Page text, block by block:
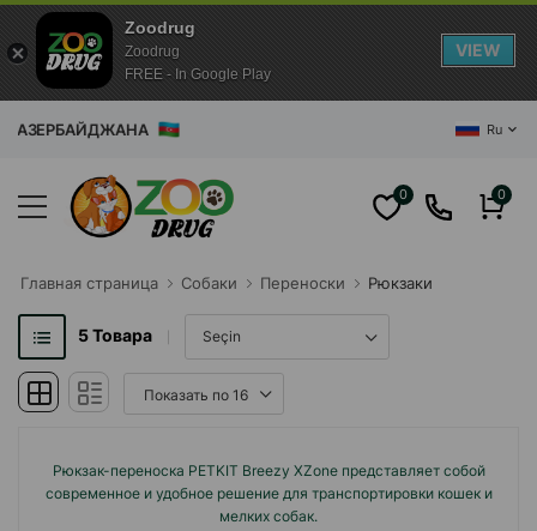
АЗЕРБАЙДЖАНА Ru
0 0
Главная cтраница Собаки Переноски Рюкзаки
5Товара
Рюкзак-переноска PETKIT Breezy XZone представляет собой
современное и удобное решение для транспортировки кошек и
мелких собак.
Zoodrug
Zoodrug
FREE - In Google Play
VIEW